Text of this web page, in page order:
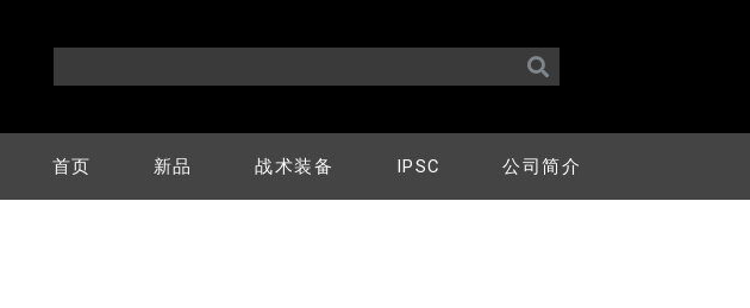
首页 新品 战术装备 IPSC 公司简介